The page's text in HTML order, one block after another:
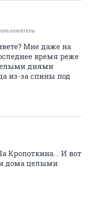
Мне даже на
время реже
днями
из-за спины под
Кропоткина... И вот
дома целыми